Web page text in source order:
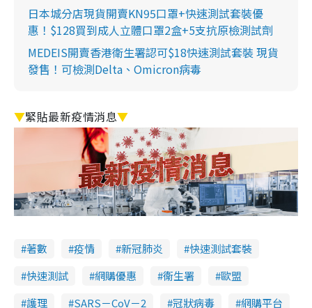
日本城分店現貨開賣KN95口罩+快速測試套裝優
惠！$128買到成人立體口罩2盒+5支抗原檢測試劑
MEDEIS開賣香港衛生署認可$18快速測試套裝 現貨
發售！可檢測Delta、Omicron病毒
▼緊貼最新疫情消息▼
著數 疫情 新冠肺炎
快速測試套裝
快速測試
網購優惠 衞生署
歐盟
護理
SARS－CoV－2 冠狀病毒 網購平台